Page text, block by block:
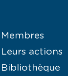
Membres
Leurs actions
Bibliothèque